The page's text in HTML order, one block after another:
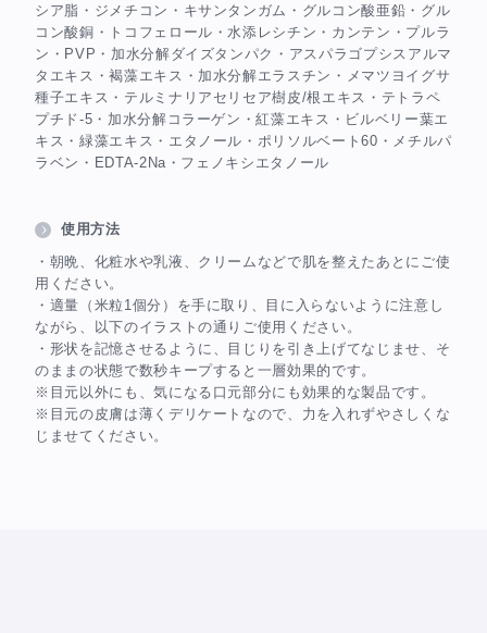
シア脂・ジメチコン・キサンタンガム・グルコン酸亜鉛・グル
コン酸銅・トコフェロール・水添レシチン・カンテン・プルラ
ン・PVP・加水分解ダイズタンパク・アスパラゴプシスアルマ
タエキス・褐藻エキス・加水分解エラスチン・メマツヨイグサ
種子エキス・テルミナリアセリセア樹皮/根エキス・テトラペ
プチド-5・加水分解コラーゲン・紅藻エキス・ビルベリー葉エ
キス・緑藻エキス・エタノール・ポリソルベート60・メチルパ
ラベン・EDTA-2Na・フェノキシエタノール
使用方法
・朝晩、化粧水や乳液、クリームなどで肌を整えたあとにご使
用ください。
・適量（米粒1個分）を手に取り、目に入らないように注意し
ながら、以下のイラストの通りご使用ください。
・形状を記憶させるように、目じりを引き上げてなじませ、そ
のままの状態で数秒キープすると一層効果的です。
※目元以外にも、気になる口元部分にも効果的な製品です。
※目元の皮膚は薄くデリケートなので、力を入れずやさしくな
じませてください。